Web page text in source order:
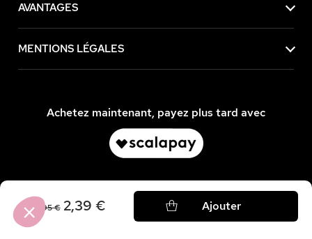
7,95 € 2,39 € Ajouter
AVANTAGES
MENTIONS LÉGALES
Achetez maintenant, payez plus tard avec